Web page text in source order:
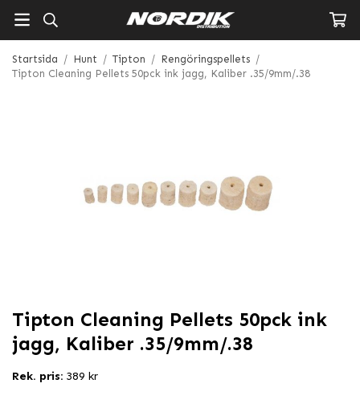
Startsida / Hunt / Tipton / Rengöringspellets /
Tipton Cleaning Pellets 50pck ink jagg, Kaliber .35/9mm/.38
Tipton Cleaning Pellets 50pck ink
jagg, Kaliber .35/9mm/.38
Rek. pris: 389 kr